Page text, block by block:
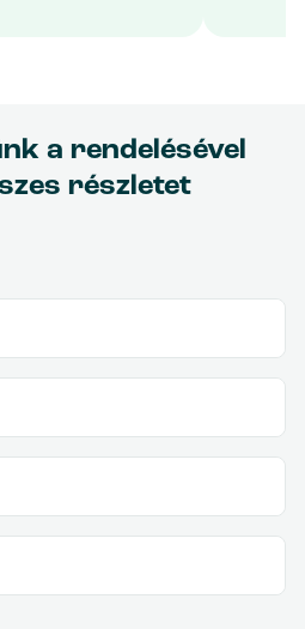
a rendelésével
részletet